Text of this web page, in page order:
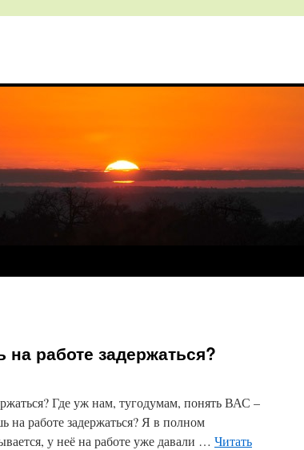
работе задержаться?
Где уж нам, тугодумам, понять ВАС –
работе задержаться? Я в полном
у неё на работе уже давали … Читать